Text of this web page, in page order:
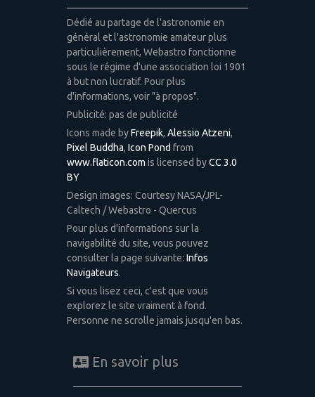
Dédié au partage de l'astronomie en
général et l'astronomie amateur plus
particulièrement, Webastro fonctionne
sous le régime d'une association loi 1901
à but non lucratif. Pour plus
d'informations, voir "à propos".
Publicité: pas de publicité
Icons made byFreepik, Alessio Atzeni,
Pixel Buddha, Icon Pond from
www.flaticon.com is licensed byCC 3.0
BY
Design images: Courtesy NASA/JPL-
Caltech / Webastro - Quercus
Pour plus d'informations sur la
navigabilité du site, vous pouvez
consulter la page suivante: Infos
Navigateurs.
Si vous lisez ceci, c'est que vous
explorez le site vraiment à fond.
Personne ne scrolle jamais jusqu'en bas.
En savoir plus